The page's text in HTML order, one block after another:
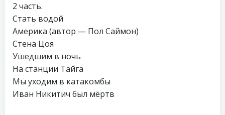
2 часть.
Стать водой
Америка (автор — Пол Саймон)
Стена Цоя
Ушедшим в ночь
На станции Тайга
Мы уходим в катакомбы
Иван Никитич был мёртв